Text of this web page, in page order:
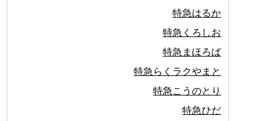
特急はるか
特急くろしお
特急まほろば
特急らくラクやまと
特急こうのとり
特急ひだ